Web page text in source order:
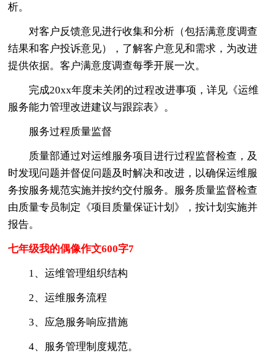
析。
对客户反馈意见进行收集和分析（包括满意度调查
结果和客户投诉意见），了解客户意见和需求，为改进
提供依据。客户满意度调查每季开展一次。
完成20xx年度未关闭的过程改进事项，详见《运维
服务能力管理改进建议与跟踪表》。
服务过程质量监督
质量部通过对运维服务项目进行过程监督检查，及
时发现问题并督促问题及时解决和改进，以确保运维服
务按服务规范实施并按约交付服务。服务质量监督检查
由质量专员制定《项目质量保证计划》，按计划实施并
报告。
七年级我的偶像作文600字7
1、运维管理组织结构
2、运维服务流程
3、应急服务响应措施
4、服务管理制度规范。